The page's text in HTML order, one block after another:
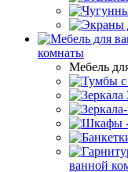
комнаты
Мебель
ванной